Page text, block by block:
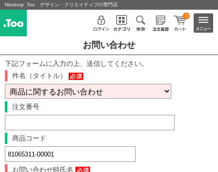
Netshop .Too デザイン・クリエイティブの専門店
0
お問い合わせ
下記フォームに入力の上、送信してください。
件名（タイトル）
注文番号
商品コード
お問い合わせ時氏名